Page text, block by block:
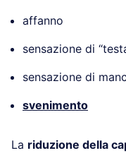
affanno
sensazione di
sensazione di
svenimento
La riduzione della